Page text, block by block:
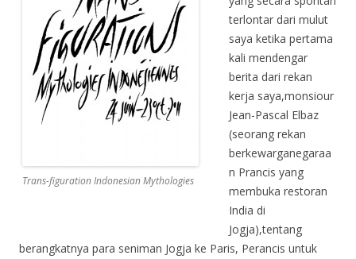
Trans-figuration Indonesian Mythologies
terlontar dari mulut
saya ketika pertama
kali mendengar
berita dari rekan
kerja saya,monsiour
Jean-Pascal Elbaz
(seorang rekan
berkewarganegaraa
n Prancis yang
membuka restoran
India di
Jogja),tentang
berangkatnya para seniman Jogja ke Paris, Perancis untuk